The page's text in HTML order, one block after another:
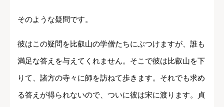
そのような疑問です。
彼はこの疑問を比叡山の学僧たちにぶつけますが、誰も
満足な答えを与えてくれません。そこで彼は比叡山を下
りて、諸方の寺々に師を訪ねて歩きます。それでも求め
る答えが得られないので、ついに彼は宋に渡ります。貞